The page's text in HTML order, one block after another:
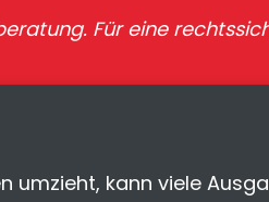
Für eine
umzieht, kann viele